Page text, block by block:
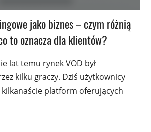
jako biznes – czym różnią
to oznacza dla klientów?
lat temu rynek VOD był
kilku graczy. Dziś użytkownicy
platform oferujących